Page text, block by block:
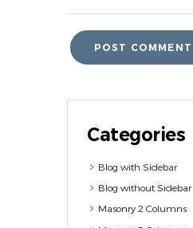
Categories
Blog with Sidebar
Blog without Sidebar
Masonry 2 Columns